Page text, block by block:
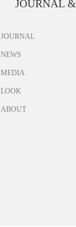
JOURNAL
JOURNAL
NEWS
MEDIA
LOOK
ABOUT